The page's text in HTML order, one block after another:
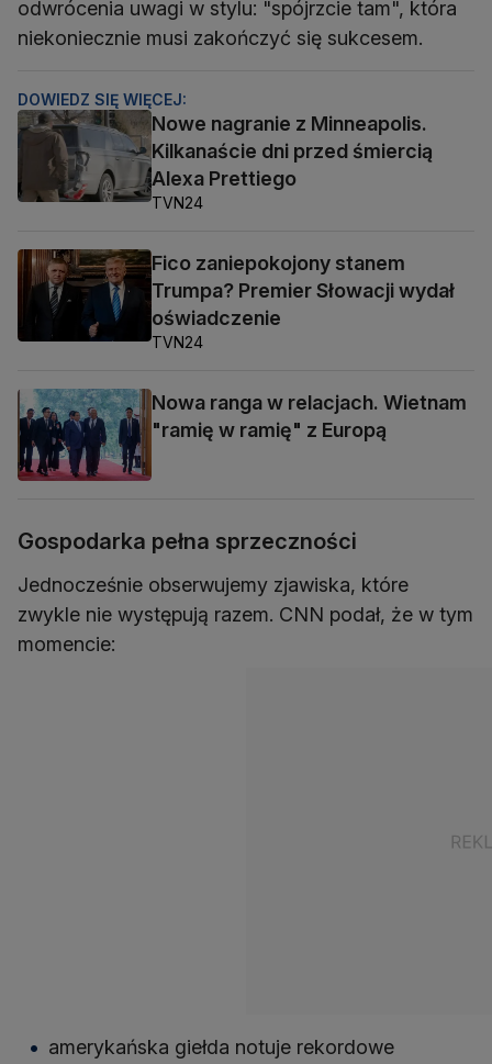
odwrócenia uwagi w stylu: "spójrzcie tam", która
niekoniecznie musi zakończyć się sukcesem.
DOWIEDZ SIĘ WIĘCEJ:
Nowe nagranie z Minneapolis.
Kilkanaście dni przed śmiercią
Alexa Prettiego
TVN24
Fico zaniepokojony stanem
Trumpa? Premier Słowacji wydał
oświadczenie
TVN24
Nowa ranga w relacjach. Wietnam
"ramię w ramię" z Europą
Gospodarka pełna sprzeczności
Jednocześnie obserwujemy zjawiska, które
zwykle nie występują razem. CNN podał, że w tym
momencie:
amerykańska giełda notuje rekordowe